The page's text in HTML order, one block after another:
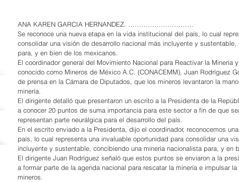
ANA KAREN GARCIA HERNANDEZ. …………………………
Se reconoce una nueva etapa en la vida institucional del país, lo cual
consolidar una visión de desarrollo nacional más incluyente y
para, y en bien de los mexicanos.
El coordinador general del Movimiento Nacional para Reactivar la Minería
conocido como Mineros de México A.C. (CONACEMM), Juan Rodríguez
de prensa en la Cámara de Diputados, que los mineros levantaron la
minería.
El dirigente detalló que presentaron un escrito a la Presidenta de la
a conocer 20 puntos de suma importancia para este sector a fin de que
representan parte neurálgica para el desarrollo del país.
En el escrito enviado a la Presidenta, dijo el coordinador, reconocemos
país, lo cual representa una invaluable oportunidad para consolidar una
incluyente y sustentable, concibiendo una minería nacionalista para, y en
El dirigente Juan Rodríguez señaló que estos puntos se enviaron a la
a formar parte de la agenda nacional para rescatar la minería e impulsar
mineros.